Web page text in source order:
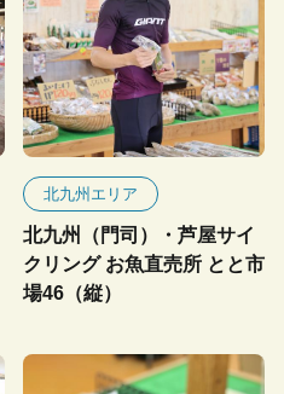
北九州エリア
北九州（門司）・芦屋サイ
クリング お魚直売所 とと市
場46（縦）